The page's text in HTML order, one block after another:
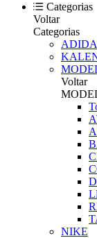
Categorias
Voltar
Categorias
Voltar
NIKE